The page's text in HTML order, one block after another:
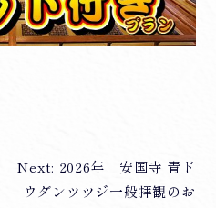
Next: 2026年 安国寺 青ド
ウダンツツジ一般拝観のお